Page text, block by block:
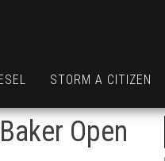
STORM A CITIZEN
Open